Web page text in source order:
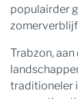
populairder
Trabzon,
traditioneler